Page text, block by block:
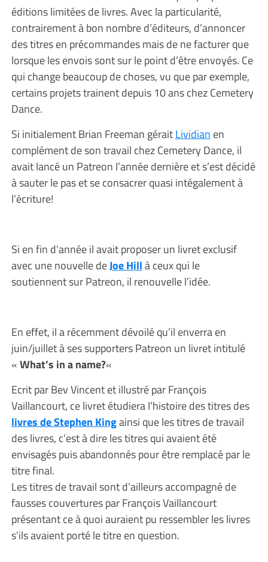
éditions limitées de livres. Avec la particularité,
contrairement à bon nombre d’éditeurs, d’annoncer
des titres en précommandes mais de ne facturer que
lorsque les envois sont sur le point d’être envoyés. Ce
qui change beaucoup de choses, vu que par exemple,
certains projets trainent depuis 10 ans chez Cemetery
Dance.
Si initialement Brian Freeman géraitLividian en
complément de son travail chez Cemetery Dance, il
avait lancé un Patreon l’année dernière et s’est décidé
à sauter le pas et se consacrer quasi intégalement à
l’écriture!
Si en fin d’année il avait proposer un livret exclusif
avec une nouvelle deJoe Hillà ceux qui le
soutiennent sur Patreon, il renouvelle l’idée.
En effet, il a récemment dévoilé qu’il enverra en
juin/juillet à ses supporters Patreon un livret intitulé
«What’s in a name?«
Ecrit par Bev Vincent et illustré par François
Vaillancourt, ce livret étudiera l’histoire des titres des
livres de Stephen Kingainsi que les titres de travail
des livres, c’est à dire les titres qui avaient été
envisagés puis abandonnés pour être remplacé par le
titre final.
Les titres de travail sont d’ailleurs accompagné de
fausses couvertures par François Vaillancourt
présentant ce à quoi auraient pu ressembler les livres
s’ils avaient porté le titre en question.